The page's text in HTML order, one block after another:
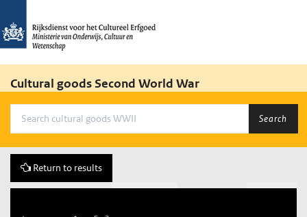
Cultural goods Second World War
Search
Return to results